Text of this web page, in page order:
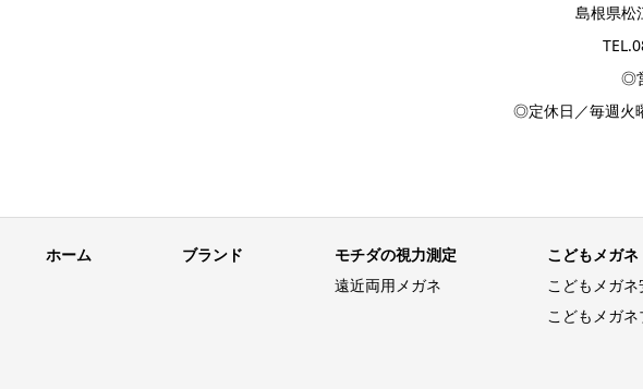
島根県松
TEL.
◎
◎定休日／毎週火
ホーム ブランド
モチダの視力測定
遠近両用メガネ
こどもメガネ
こどもメガ
こどもメガ